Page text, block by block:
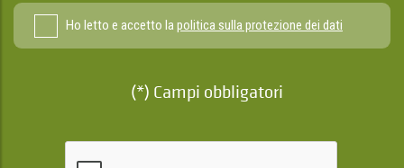
Ho letto e accetto lapolitica sulla protezione dei dati
(*) Campi obbligatori